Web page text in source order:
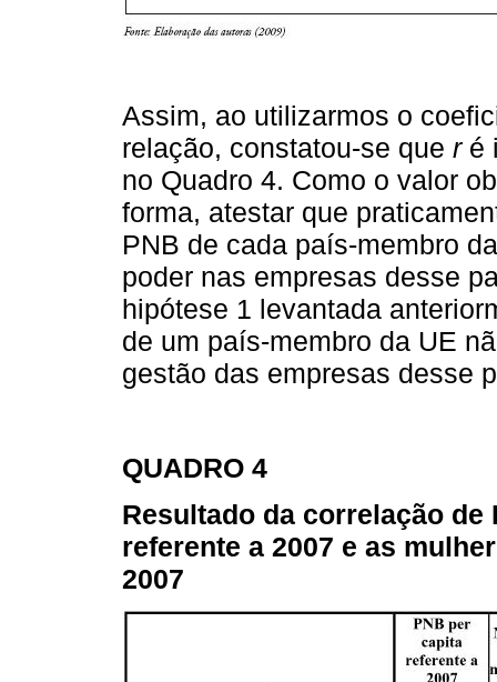
Assim, ao utilizarmos o
relação, constatou-se que ré
no Quadro 4. Como o valor
forma, atestar que
PNB de cada país-membro
poder nas empresas desse
hipótese 1 levantada
de um país-membro da UE
gestão das empresas desse
QUADRO 4
Resultado da correlação
referente a 2007 e as
2007